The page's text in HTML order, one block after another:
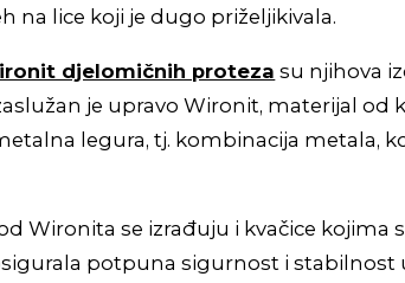
na lice koji je dugo priželjikivala.
djelomičnih proteza su njihova
je upravo Wironit, materijal od
legura, tj. kombinacija metala,
Wironita se izrađuju i kvačice kojima
potpuna sigurnost i stabilnost